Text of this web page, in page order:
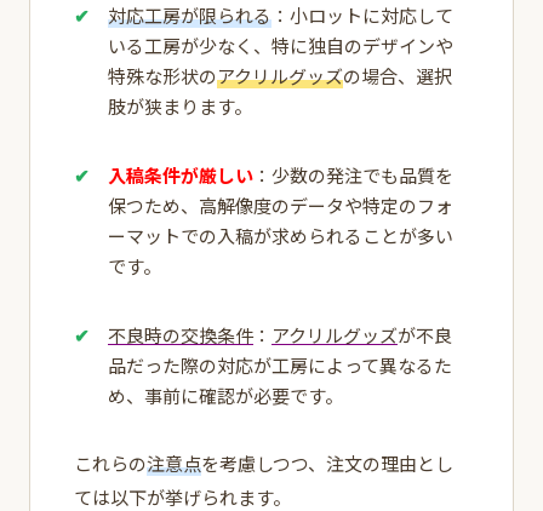
対応工房が限られる ：小ロットに対応して
いる工房が少なく、特に独自のデザインや
特殊な形状のアクリルグッズの場合、選択
肢が狭まります。
入稿条件が厳しい ：少数の発注でも品質を
保つため、高解像度のデータや特定のフォ
ーマットでの入稿が求められることが多い
です。
不良時の交換条件 ： アクリルグッズが不良
品だった際の対応が工房によって異なるた
め、事前に確認が必要です。
これらの注意点を考慮しつつ、注文の理由とし
ては以下が挙げられます。